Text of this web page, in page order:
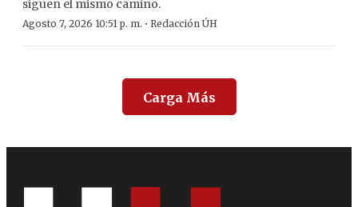
siguen el mismo camino.
Agosto 7, 2026 10:51 p. m. · Redacción ÚH
Carga Más